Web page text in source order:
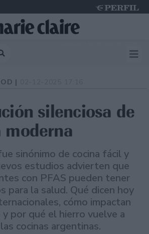
|
silenciosa de
moderna
sinónimo de cocina fácil y
estudios advierten que
con PFAS pueden tener
para la salud. Qué dicen hoy
cómo impactan
por qué el hierro vuelve a
cocinas argentinas.